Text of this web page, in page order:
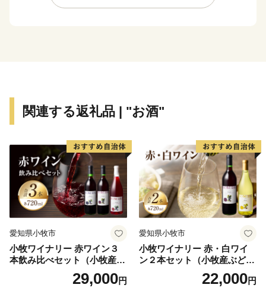
関連する返礼品 | "お酒"
愛知県小牧市
小牧ワイナリー 赤ワイン３
本飲み比べセット（小牧産ぶ
どう100％使用）29,000円
愛知県小牧市
小牧ワイナリー 赤・白ワイ
ン２本セット（小牧産ぶどう
22,000円